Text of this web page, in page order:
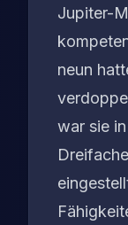
Jupiter-
neun
war sie